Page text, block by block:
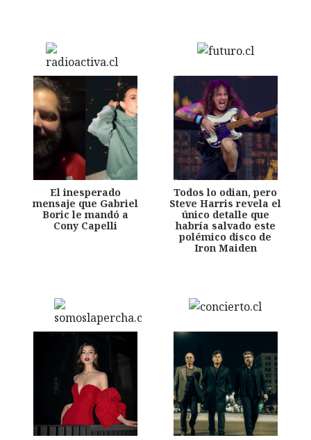
El inesperado
mensaje que Gabriel
Boric le mandó a
Cony Capelli
Todos lo odian, pero
Steve Harris revela el
único detalle que
habría salvado este
polémico disco de
Iron Maiden